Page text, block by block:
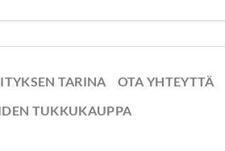
TARINA OTA YHTEYTTÄ
TUKKUKAUPPA